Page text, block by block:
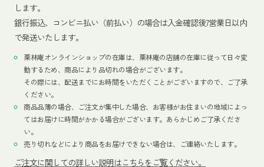
します。
銀行振込、コンビニ払い（前払い）の場合は入金確認後7営業日以内
で発送いたします。
栗林庵オンラインショップの在庫は、栗林庵の店舗の在庫に従って日々変
動するため、商品により品切れの場合がございます。
その際には、配送までにお時間をいただくことがございますので、ご了承
ください。
商品品薄の場合、ご注文が集中した場合、お客様がお住まいの地域によっ
てはお届けに時間がかかる場合がございます。あらかじめご了承くださ
い。
売り切れなどにより商品をお届けできない場合は、ご連絡いたします。
ご注文に関しての詳しい説明はこちらをご覧ください。